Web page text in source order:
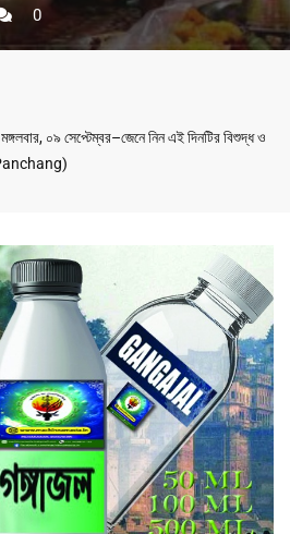
0
০৯ সেপ্টেম্বর–জেনে নিন এই দিনটির বিশুদ্ধ ও
(Panchang)